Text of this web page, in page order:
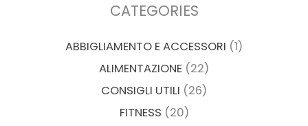
CATEGORIES
ABBIGLIAMENTO E ACCESSORI (1)
ALIMENTAZIONE (22)
CONSIGLI UTILI (26)
FITNESS (20)